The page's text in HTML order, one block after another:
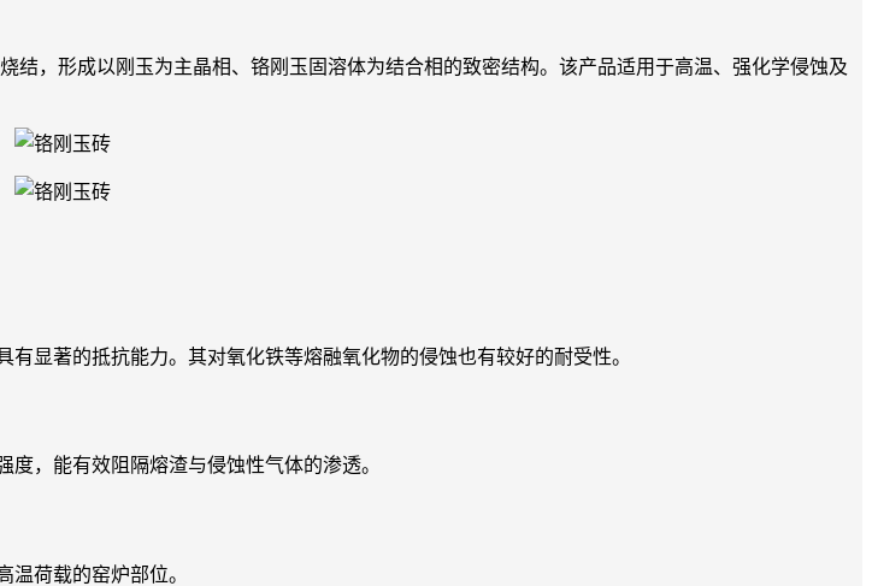
，形成以刚玉为主晶相、铬刚玉固溶体为结合相的致密结构。该产品适用于高温、强化学侵蚀及
著的抵抗能力。其对氧化铁等熔融氧化物的侵蚀也有较好的耐受性。
，能有效阻隔熔渣与侵蚀性气体的渗透。
荷载的窑炉部位。